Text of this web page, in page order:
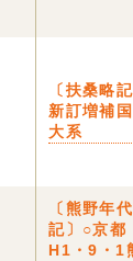
〔扶桑略
新訂増補
大系
〔熊野年代
記〕○京都
H1・9・1